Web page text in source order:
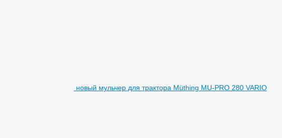
новый мульчер для трактора Müthing MU-PRO 280 VARIO